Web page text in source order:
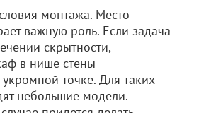
монтажа. Место
важную роль. Если задача
скрытности,
в нише стены
точке. Для таких
небольшие модели.